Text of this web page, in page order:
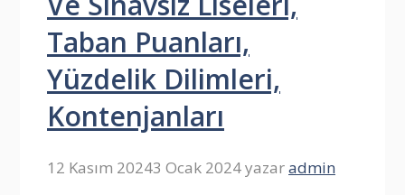
Taban Puanları,
Yüzdelik Dilimleri,
Kontenjanları
12 Kasım 20243 Ocak 2024yazaradmin